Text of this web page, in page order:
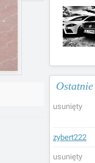
usunięty
zybert222
usunięty